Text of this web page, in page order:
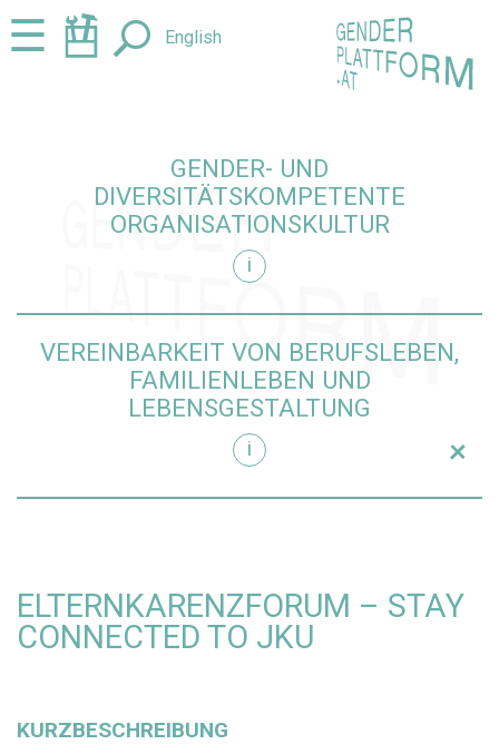
Zum
Seiteninhalt
Zur
Navigation
☰ English
GENDER- UND
DIVERSITÄTSKOMPETENTE
ORGANISATIONSKULTUR
i
VEREINBARKEIT VON BERUFSLEBEN,
FAMILIENLEBEN UND
LEBENSGESTALTUNG
i
+
ELTERNKARENZFORUM – STAY
CONNECTED TO JKU
KURZBESCHREIBUNG